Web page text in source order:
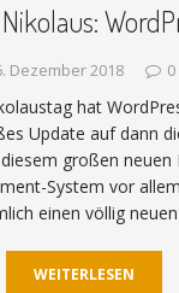
Dezember 2018 0
hat
Update auf dann
großen neuen
System vor
einen völlig
WEITERLESEN